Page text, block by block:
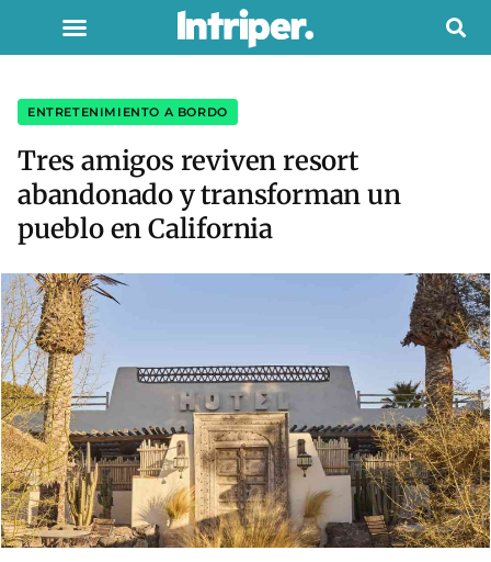
ENTRETENIMIENTO A BORDO
Tres amigos reviven resort
abandonado y transforman un
pueblo en California